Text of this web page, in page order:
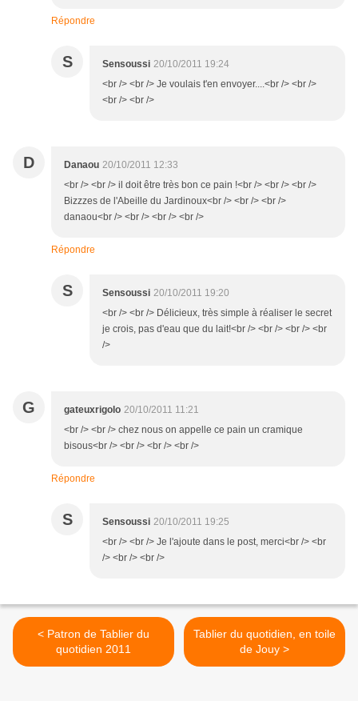
Répondre
S Sensoussi 20/10/2011 19:24
<br /> <br /> Je voulais t'en envoyer....<br /> <br />
<br /> <br />
D Danaou 20/10/2011 12:33
<br /> <br /> il doit être très bon ce pain !<br /> <br /> <br />
Bizzzes de l'Abeille du Jardinoux<br /> <br /> <br />
danaou<br /> <br /> <br /> <br />
Répondre
S Sensoussi 20/10/2011 19:20
<br /> <br /> Délicieux, très simple à réaliser le secret
je crois, pas d'eau que du lait!<br /> <br /> <br /> <br
/>
G gateuxrigolo 20/10/2011 11:21
<br /> <br /> chez nous on appelle ce pain un cramique
bisous<br /> <br /> <br /> <br />
Répondre
S Sensoussi 20/10/2011 19:25
<br /> <br /> Je l'ajoute dans le post, merci<br /> <br
/> <br /> <br />
< Patron de Tablier du
quotidien 2011
Tablier du quotidien, en toile
de Jouy >